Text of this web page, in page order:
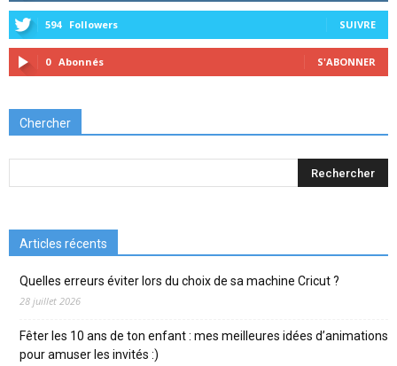
594 Followers SUIVRE
0 Abonnés S'ABONNER
Chercher
Articles récents
Quelles erreurs éviter lors du choix de sa machine Cricut ?
28 juillet 2026
Fêter les 10 ans de ton enfant : mes meilleures idées d’animations
pour amuser les invités :)